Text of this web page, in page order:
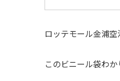
ロッテモール金浦空
このビニール袋わか